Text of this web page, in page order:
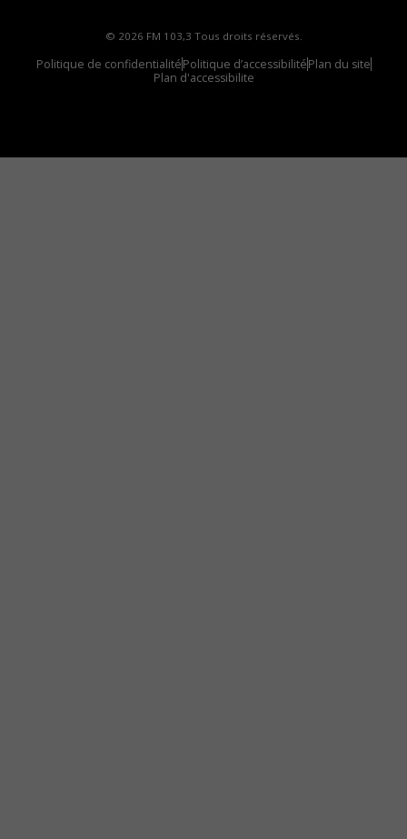
© 2026 FM 103,3 Tous droits réservés.
Politique de confidentialitéPolitique d’accessibilitéPlan du site
Plan d'accessibilite